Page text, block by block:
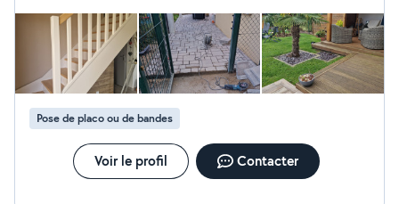
Pose de placo ou de bandes
Voir le profil Contacter